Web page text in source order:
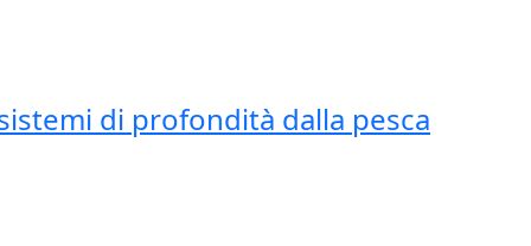
di profondità dalla pesca